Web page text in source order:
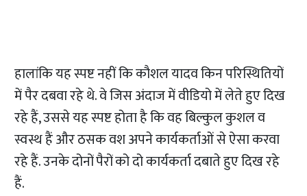
हालांकि यह स्पष्ट नहीं कि कौशल यादव किन परिस्थितियों
में पैर दबवा रहे थे. वे जिस अंदाज में वीडियो में लेते हुए दिख
रहे हैं, उससे यह स्पष्ट होता है कि वह बिल्कुल कुशल व
स्वस्थ हैं और ठसक वश अपने कार्यकर्ताओं से ऐसा करवा
रहे हैं. उनके दोनों पैरों को दो कार्यकर्ता दबाते हुए दिख रहे
हैं.